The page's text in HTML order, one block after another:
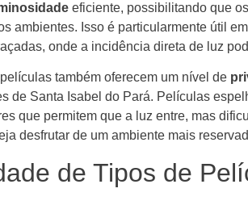
eficiente, possibilitando que
ambientes. Isso é particularmente útil
onde a incidência direta de luz
também oferecem um nível de
de Santa Isabel do Pará. Películas
que permitem que a luz entre, mas
desfrutar de um ambiente mais
de Tipos de